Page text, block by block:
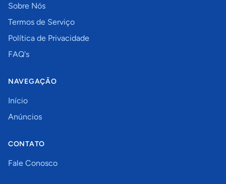
Sobre Nós
Termos de Serviço
Política de Privacidade
FAQ's
NAVEGAÇÃO
Início
Anúncios
CONTATO
Fale Conosco